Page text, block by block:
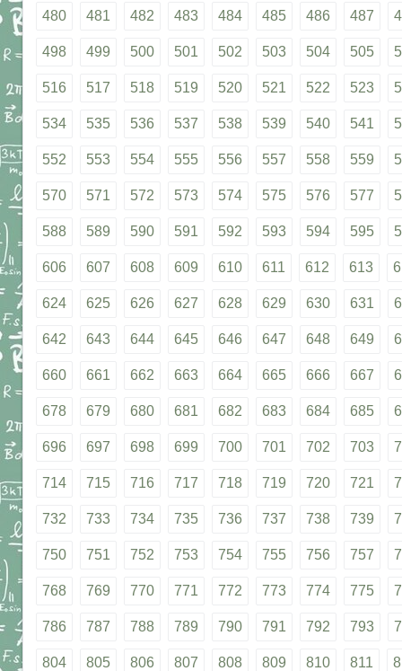
480 481 482 483 484 485 486 487
498 499 500 501 502 503 504 505
516 517 518 519 520 521 522 523
534 535 536 537 538 539 540 541
552 553 554 555 556 557 558 559
570 571 572 573 574 575 576 577
588 589 590 591 592 593 594 595
606 607 608 609 610 611 612 613
624 625 626 627 628 629 630 631
642 643 644 645 646 647 648 649
660 661 662 663 664 665 666 667
678 679 680 681 682 683 684 685
696 697 698 699 700 701 702 703
714 715 716 717 718 719 720 721
732 733 734 735 736 737 738 739
750 751 752 753 754 755 756 757
768 769 770 771 772 773 774 775
786 787 788 789 790 791 792 793
804 805 806 807 808 809 810 811